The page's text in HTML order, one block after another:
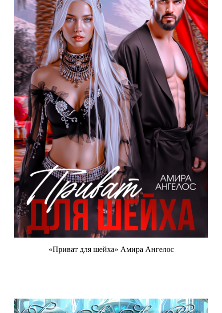
«Приват для шейха» Амира Ангелос